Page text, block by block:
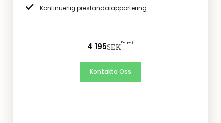
4 195SEK Kampanj
Kontinuerlig prestandarapportering
Kontakta Oss